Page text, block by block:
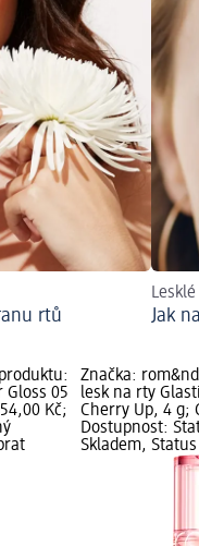
rtů Jak
Gloss 05
Kč;
Značka:
lesk na rty
Cherry Up, 4 g;
Dostupnost:
Skladem,